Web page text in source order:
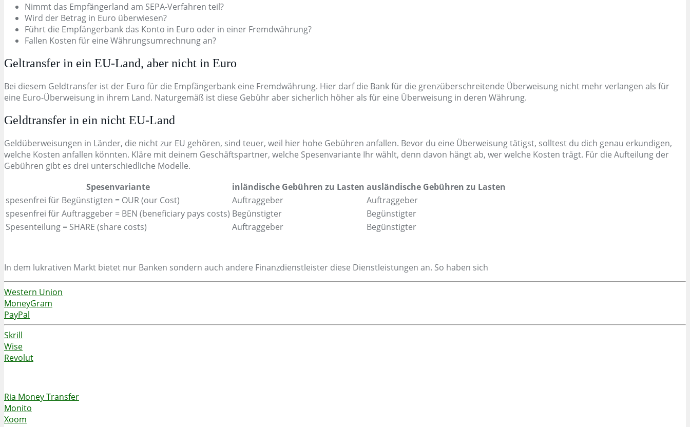
Nimmt das Empfängerland am SEPA-Verfahren teil?
Wird der Betrag in Euro überwiesen?
Führt die Empfängerbank das Konto in Euro oder in einer Fremdwährung?
Fallen Kosten für eine Währungsumrechnung an?
Geltransfer in ein EU-Land, aber nicht in Euro
Bei diesem Geldtransfer ist der Euro für die Empfängerbank eine Fremdwährung. Hier darf die Bank für die grenzüberschreitende Überweisung nicht mehr verlangen als für
eine Euro-Überweisung in ihrem Land. Naturgemäß ist diese Gebühr aber sicherlich höher als für eine Überweisung in deren Währung.
Geldtransfer in ein nicht EU-Land
Geldüberweisungen in Länder, die nicht zur EU gehören, sind teuer, weil hier hohe Gebühren anfallen. Bevor du eine Überweisung tätigst, solltest du dich genau erkundigen,
welche Kosten anfallen könnten. Kläre mit deinem Geschäftspartner, welche Spesenvariante Ihr wählt, denn davon hängt ab, wer welche Kosten trägt. Für die Aufteilung der
Gebühren gibt es drei unterschiedliche Modelle.
Spesenvariante
inländische Gebühren zu Lasten ausländische Gebühren zu Lasten
spesenfrei für Begünstigten = OUR (our Cost)
Auftraggeber
Auftraggeber
spesenfrei für Auftraggeber = BEN (beneficiary pays costs) Begünstigter
Begünstigter
Spesenteilung = SHARE (share costs)
Auftraggeber Begünstigter
In dem lukrativen Markt bietet nur Banken sondern auch andere Finanzdienstleister diese Dienstleistungen an. So haben sich
Western Union
MoneyGram
PayPal
Skrill
Wise
Revolut
Ria Money Transfer
Monito
Xoom